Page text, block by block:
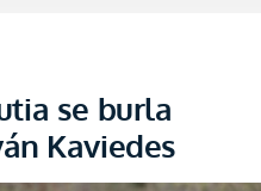
se burla
Kaviedes